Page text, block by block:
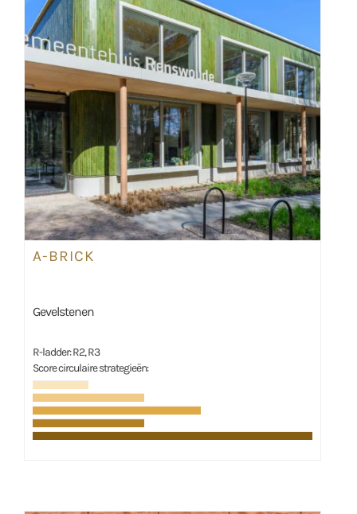
A-BRICK
Gevelstenen
R-ladder: R2, R3
Score circulaire strategieën: